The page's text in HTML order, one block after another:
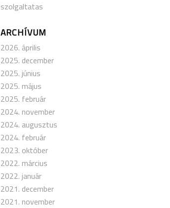
szolgaltatas
ARCHÍVUM
2026. április
2025. december
2025. június
2025. május
2025. február
2024. november
2024. augusztus
2024. február
2023. október
2022. március
2022. január
2021. december
2021. november